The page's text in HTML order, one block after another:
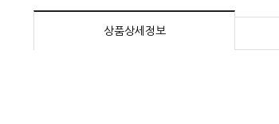
상품상세정보